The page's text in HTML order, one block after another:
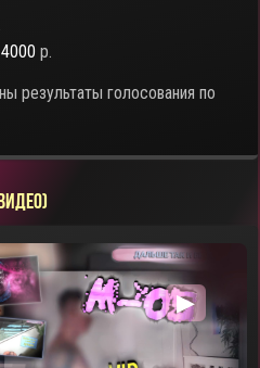
4000 р.
результаты голосования по
▶